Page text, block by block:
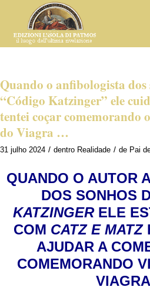
Quando o anfibologista dos
“Código Katzinger” ele
tentei coçar comemorando
do Viagra …
31 julho 2024 / dentro Realidade / de Pai
QUANDO O AUTOR
DOS SONHOS
KATZINGERELE
COM CATZ E MATZ
AJUDAR A
COMEMORANDO